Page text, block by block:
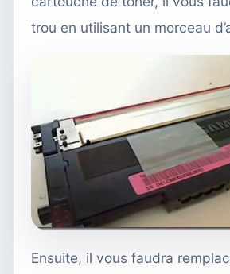
trou en utilisant un morceau
Ensuite, il vous faudra